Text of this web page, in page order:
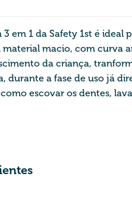
em 1 da Safety 1st é
macio, com curva
da criança,
a fase de uso já
escovar os dentes,